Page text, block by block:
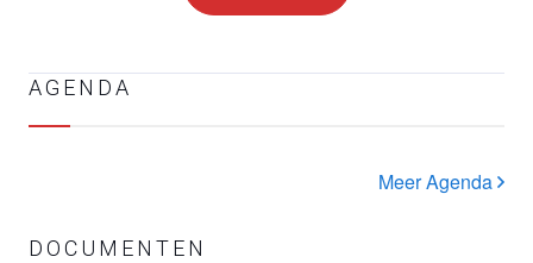
AGENDA
Meer Agenda
DOCUMENTEN